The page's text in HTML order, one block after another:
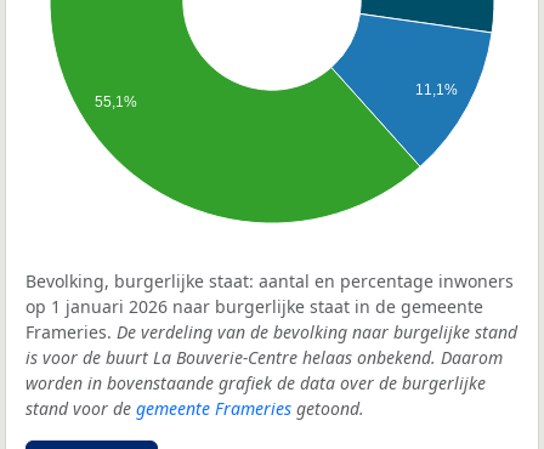
11,1%
55,1%
Bevolking, burgerlijke staat: aantal en percentage inwoners
op 1 januari 2026 naar burgerlijke staat in de gemeente
Frameries. De verdeling van de bevolking naar burgelijke stand
is voor de buurt La Bouverie-Centre helaas onbekend. Daarom
worden in bovenstaande grafiek de data over de burgerlijke
stand voor de gemeente Frameries getoond.